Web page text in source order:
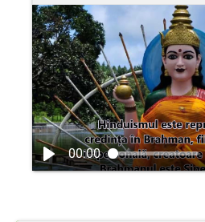
00:00